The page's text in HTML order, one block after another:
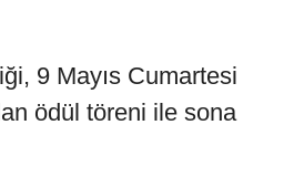
9 Mayıs Cumartesi
ödül töreni ile sona